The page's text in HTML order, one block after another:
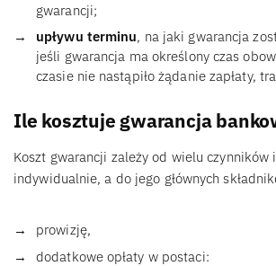
gwarancji;
upływu terminu, na jaki gwarancja
jeśli gwarancja ma określony czas
czasie nie nastąpiło żądanie zapłaty,
Ile kosztuje gwarancja
Koszt gwarancji zależy od wielu czynników
indywidualnie, a do jego głównych
prowizję,
dodatkowe opłaty w postaci: